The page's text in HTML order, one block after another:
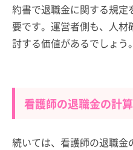
約書で退職金に関する規
要です。運営者側も、人
討する価値があるでしょう。
看護師の退職金の計
続いては、看護師の退職金